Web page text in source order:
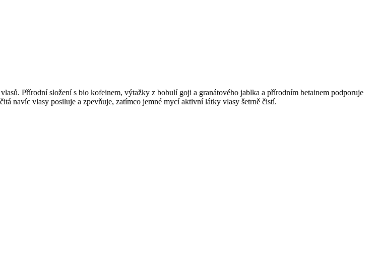
Přírodní složení s bio kofeinem, výtažky z bobulí goji a granátového jablka a přírodním betainem podporuje
navíc vlasy posiluje a zpevňuje, zatímco jemné mycí aktivní látky vlasy šetrně čistí.